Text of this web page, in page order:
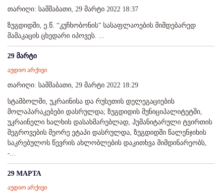
თარიღი: სამშაბათი, 29 მარტი 2022 18:37
ზუგდიდში, ე.წ. “კუჩხობონის” სასაფლაოების მიმდებარედ
მამაკაცის ცხედარი იპოვეს. ...
29 მარტი
აუდიო არქივი
თარიღი: სამშაბათი, 29 მარტი 2022 18:29
სტამბოლში, უკრაინისა და რუსეთის დელეგაციების
მოლაპარაკებები დასრულდა; ზუგდიდის მუნიციპალიტეტში,
უკრაინელი ხალხის დასახმარებლად, ჰუმანიტარული ტვირთის
შეგროვების მეორე ეტაპი დასრულდა, ზუგდიდში წალენჯიხის
საკრებულოს წევრის ახლობლების დაკითხვა მიმდინარეობს,
-...
29 МАРТА
აუდიო არქივი